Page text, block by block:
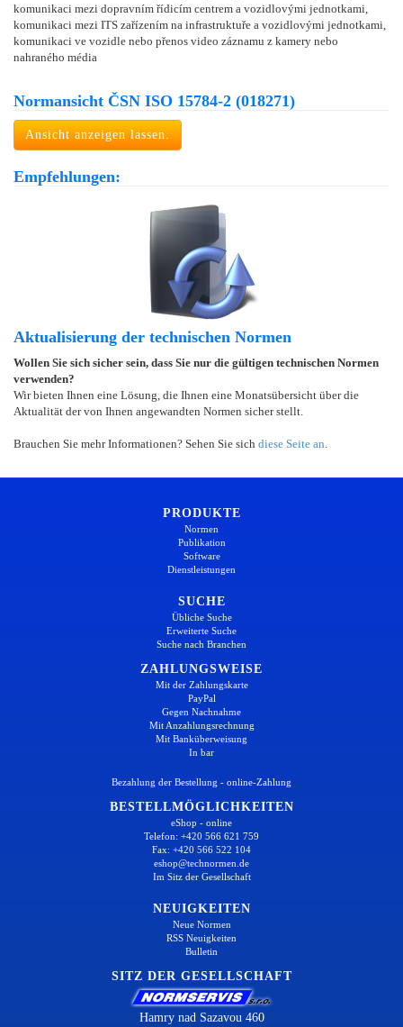
komunikaci mezi dopravním řídicím centrem a vozidlovými jednotkami,
komunikaci mezi ITS zařízením na infrastruktuře a vozidlovými jednotkami,
komunikaci ve vozidle nebo přenos video záznamu z kamery nebo
nahraného média
Normansicht ČSN ISO 15784-2 (018271)
Ansicht anzeigen lassen.
Empfehlungen:
Aktualisierung der technischen Normen
Wollen Sie sich sicher sein, dass Sie nur die gültigen technischen Normen
verwenden?
Wir bieten Ihnen eine Lösung, die Ihnen eine Monatsübersicht über die
Aktualität der von Ihnen angewandten Normen sicher stellt.
Brauchen Sie mehr Informationen? Sehen Sie sich diese Seite an
PRODUKTE
Normen
Publikation
Software
Dienstleistungen
SUCHE
Übliche Suche
Erweiterte Suche
Suche nach Branchen
ZAHLUNGSWEISE
Mit der Zahlungskarte
PayPal
Gegen Nachnahme
Mit Anzahlungsrechnung
Mit Banküberweisung
In bar
Bezahlung der Bestellung - online-Zahlung
BESTELLMÖGLICHKEITEN
eShop - online
Telefon: +420 566 621 759
Fax: +420 566 522 104
eshop@technormen.de
Im Sitz der Gesellschaft
NEUIGKEITEN
Neue Normen
RSS Neuigkeiten
Bulletin
SITZ DER GESELLSCHAFT
Hamry nad Sazavou 460